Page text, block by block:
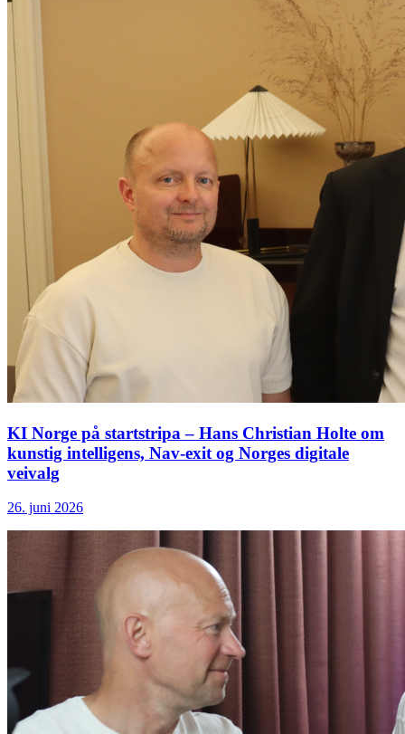
KI Norge på startstripa – Hans Christian Holte om
kunstig intelligens, Nav-exit og Norges digitale
veivalg
26. juni 2026